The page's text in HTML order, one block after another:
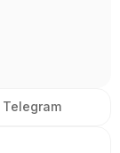
Telegram